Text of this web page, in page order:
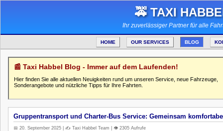
🚕 TAXI
Ihr zuverlässiger Partner für alle
HOME OUR SERVICES BLOG
📰 Taxi Habbel Blog - Immer auf dem Laufenden!
Hier finden Sie alle aktuellen Neuigkeiten rund um unseren Service, neue Fahrzeuge,
Sonderangebote und nützliche Tipps für Ihre Fahrten.
Gruppentransport und Charter-Bus Service: Gemeinsam
📅 20. September 2025 | ✍️ Taxi Habbel Team | 👁️ 2305 Aufrufe